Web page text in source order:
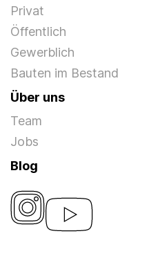
Privat
Öffentlich
Gewerblich
Bauten im Bestand
Über uns
Team
Jobs
Blog